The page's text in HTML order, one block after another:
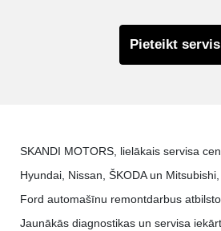
Pieteikt
SKANDI MOTORS, lielākais servisa
Hyundai, Nissan, ŠKODA un
Ford automašīnu remontdarbus
Jaunākās diagnostikas un servisa